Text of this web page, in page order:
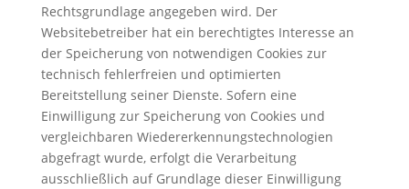
Rechtsgrundlage angegeben wird. Der
Websitebetreiber hat ein berechtigtes Interesse an
der Speicherung von notwendigen Cookies zur
technisch fehlerfreien und optimierten
Bereitstellung seiner Dienste. Sofern eine
Einwilligung zur Speicherung von Cookies und
vergleichbaren Wiedererkennungstechnologien
abgefragt wurde, erfolgt die Verarbeitung
ausschließlich auf Grundlage dieser Einwilligung